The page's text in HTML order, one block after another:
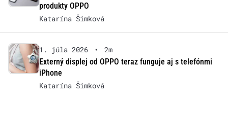
produkty OPPO
Katarína Šimková
1. júla 2026 •
2m
Externý displej od OPPO teraz funguje aj s telefónmi
iPhone
Katarína Šimková